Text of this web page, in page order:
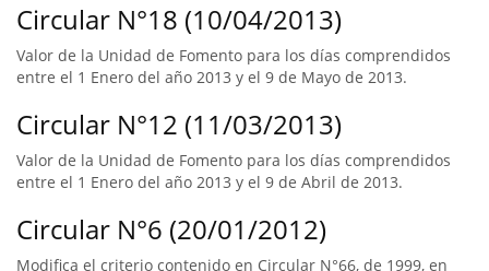
Circular N°18 (10/04/2013)
Valor de la Unidad de Fomento para los días comprendidos
entre el 1 Enero del año 2013 y el 9 de Mayo de 2013.
Circular N°12 (11/03/2013)
Valor de la Unidad de Fomento para los días comprendidos
entre el 1 Enero del año 2013 y el 9 de Abril de 2013.
Circular N°6 (20/01/2012)
Modifica el criterio contenido en Circular N°66, de 1999, en